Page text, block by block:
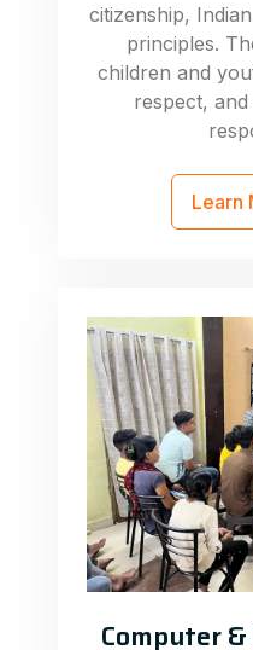
citizenship,
principles.
children and
respect,
Learn
Computer